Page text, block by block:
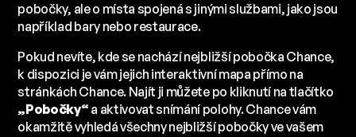
pobočky, ale o místa spojená s jinými službami, jako jsou
například bary nebo restaurace.
Pokud nevíte, kde se nachází nejbližší pobočka Chance,
k dispozici je vám jejich interaktivní mapa přímo na
stránkách Chance. Najít ji můžete po kliknutí na tlačítko
„Pobočky“ a aktivovat snímání polohy. Chance vám
okamžitě vyhledá všechny nejbližší pobočky ve vašem